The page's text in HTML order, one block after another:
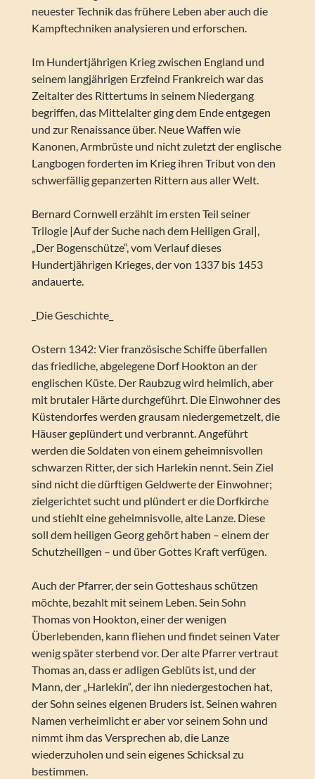
neuester Technik das frühere Leben aber auch die
Kampftechniken analysieren und erforschen.
Im Hundertjährigen Krieg zwischen England und
seinem langjährigen Erzfeind Frankreich war das
Zeitalter des Rittertums in seinem Niedergang
begriffen, das Mittelalter ging dem Ende entgegen
und zur Renaissance über. Neue Waffen wie
Kanonen, Armbrüste und nicht zuletzt der englische
Langbogen forderten im Krieg ihren Tribut von den
schwerfällig gepanzerten Rittern aus aller Welt.
Bernard Cornwell erzählt im ersten Teil seiner
Trilogie |Auf der Suche nach dem Heiligen Gral|,
„Der Bogenschütze“, vom Verlauf dieses
Hundertjährigen Krieges, der von 1337 bis 1453
andauerte.
_Die Geschichte_
Ostern 1342: Vier französische Schiffe überfallen
das friedliche, abgelegene Dorf Hookton an der
englischen Küste. Der Raubzug wird heimlich, aber
mit brutaler Härte durchgeführt. Die Einwohner des
Küstendorfes werden grausam niedergemetzelt, die
Häuser geplündert und verbrannt. Angeführt
werden die Soldaten von einem geheimnisvollen
schwarzen Ritter, der sich Harlekin nennt. Sein Ziel
sind nicht die dürftigen Geldwerte der Einwohner;
zielgerichtet sucht und plündert er die Dorfkirche
und stiehlt eine geheimnisvolle, alte Lanze. Diese
soll dem heiligen Georg gehört haben – einem der
Schutzheiligen – und über Gottes Kraft verfügen.
Auch der Pfarrer, der sein Gotteshaus schützen
möchte, bezahlt mit seinem Leben. Sein Sohn
Thomas von Hookton, einer der wenigen
Überlebenden, kann fliehen und findet seinen Vater
wenig später sterbend vor. Der alte Pfarrer vertraut
Thomas an, dass er adligen Geblüts ist, und der
Mann, der „Harlekin“, der ihn niedergestochen hat,
der Sohn seines eigenen Bruders ist. Seinen wahren
Namen verheimlicht er aber vor seinem Sohn und
nimmt ihm das Versprechen ab, die Lanze
wiederzuholen und sein eigenes Schicksal zu
bestimmen.